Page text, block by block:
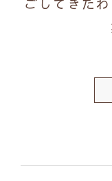
ごしてきた